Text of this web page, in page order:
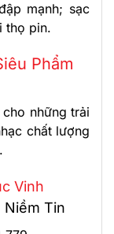
mạnh; sạc
thọ pin.
Phẩm
những trải
chất lượng
Vinh
Niềm Tin